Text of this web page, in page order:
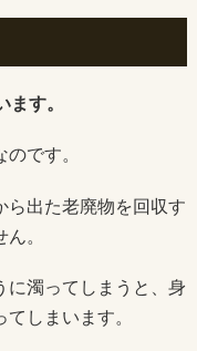
す。
です。
ら出た老廃物を回収す
。
に濁ってしまうと、身
しまいます。